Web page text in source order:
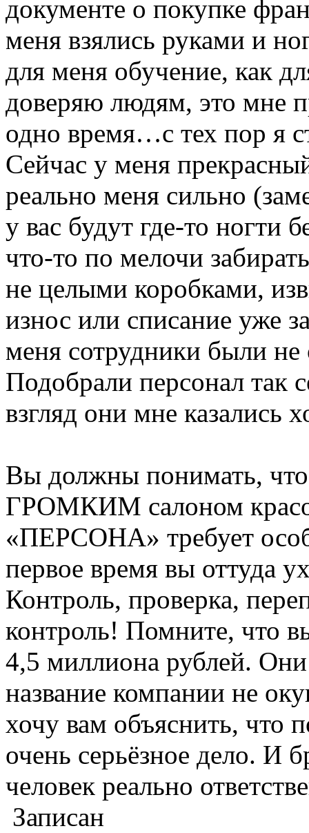
документе о покупке
меня взялись руками и
для меня обучение, как
доверяю людям, это мне
одно время…с тех пор я
Сейчас у меня
реально меня сильно
у вас будут где-то ногти
что-то по мелочи
не целыми коробками,
износ или списание уже
меня сотрудники были не
Подобрали персонал так
взгляд они мне казались
Вы должны понимать, что
ГРОМКИМ салоном
«ПЕРСОНА» требует
первое время вы оттуда
Контроль, проверка,
контроль! Помните, что
4,5 миллиона рублей. Они
название компании не
хочу вам объяснить, что
очень серьёзное дело. И
человек реально
Записан